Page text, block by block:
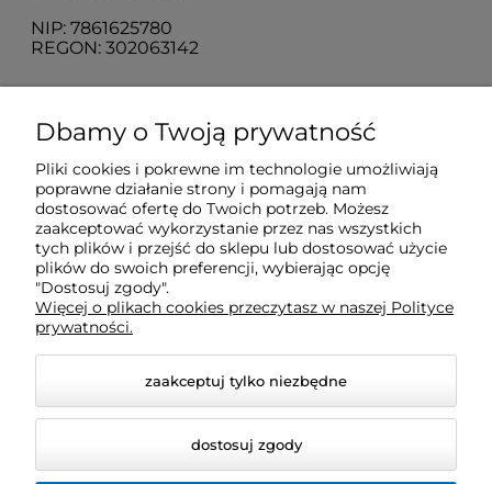
NIP: 7861625780
REGON: 302063142
O nas
Obsługa klienta
Pomoc
Moje konto
Dbamy o Twoją prywatność
Pliki cookies i pokrewne im technologie umożliwiają
poprawne działanie strony i pomagają nam
dostosować ofertę do Twoich potrzeb. Możesz
zaakceptować wykorzystanie przez nas wszystkich
tych plików i przejść do sklepu lub dostosować użycie
plików do swoich preferencji, wybierając opcję
"Dostosuj zgody".
Więcej o plikach cookies przeczytasz w naszej Polityce
prywatności.
zaakceptuj tylko niezbędne
dostosuj zgody